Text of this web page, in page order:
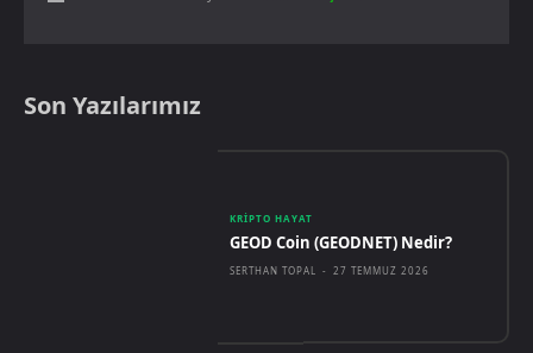
Son Yazılarımız
KRIPTO HAYAT
GEOD Coin (GEODNET) Nedir?
SERTHAN TOPAL - 27 TEMMUZ 2026